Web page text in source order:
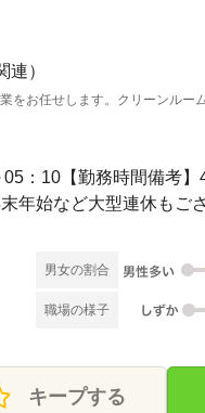
連）
お任せします。クリーンルー
：10【勤務時間備考
男女の割合
職場の様子
キープする